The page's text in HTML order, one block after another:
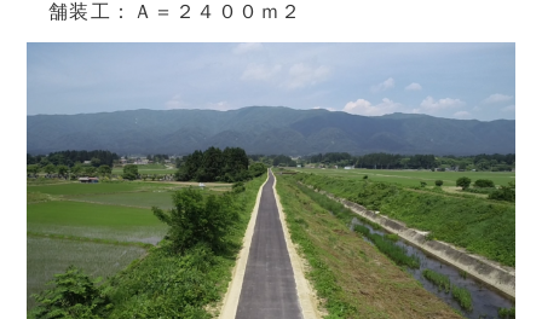
舗装工：Ａ＝２４００ｍ２